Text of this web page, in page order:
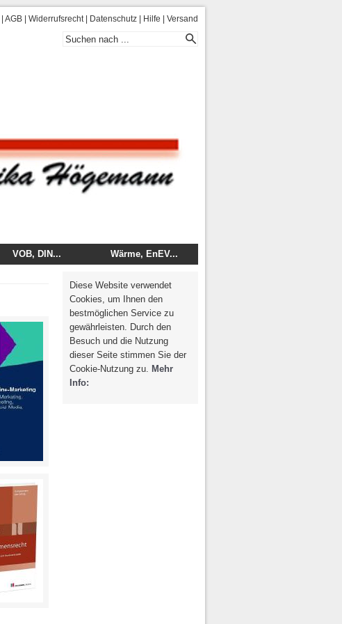
AGB Widerrufsrecht| Datenschutz Hilfe Versand
VOB, DIN...
Korrespondenz
Wärme, EnEV...
Wärme, Brand, Schall
Photovoltaik /
Solarthermie
Diese Website verwendet
Cookies, um Ihnen den
bestmöglichen Service zu
gewährleisten. Durch den
Besuch und die Nutzung
dieser Seite stimmen Sie der
Cookie-Nutzung zu. Mehr
Info: